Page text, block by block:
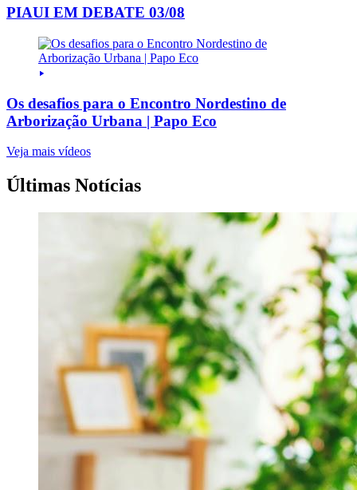
PIAUI EM DEBATE 03/08
Os desafios para o Encontro Nordestino de
Arborização Urbana | Papo Eco
Veja mais vídeos
Últimas Notícias